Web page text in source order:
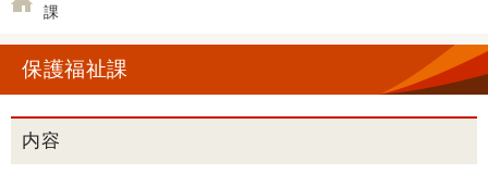
課
保護福祉課
内容